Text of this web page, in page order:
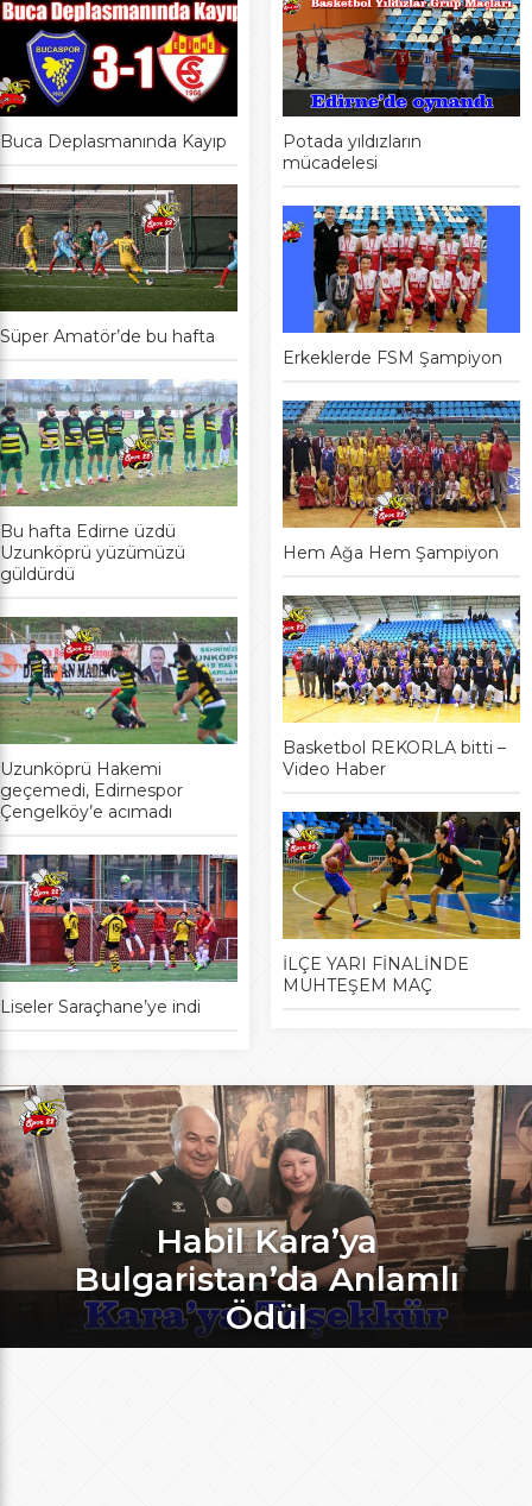
Buca Deplasmanında Kayıp
Süper Amatör’de bu hafta
Bu hafta Edirne üzdü
Uzunköprü yüzümüzü
güldürdü
Uzunköprü Hakemi
geçemedi, Edirnespor
Çengelköy’e acımadı
Liseler Saraçhane’ye indi
Potada yıldızların
mücadelesi
Erkeklerde FSM Şampiyon
Hem Ağa Hem Şampiyon
Basketbol REKORLA bitti –
Video Haber
İLÇE YARI FİNALİNDE
MUHTEŞEM MAÇ
Habil Kara’ya
Bulgaristan’da Anlamlı
Ödül